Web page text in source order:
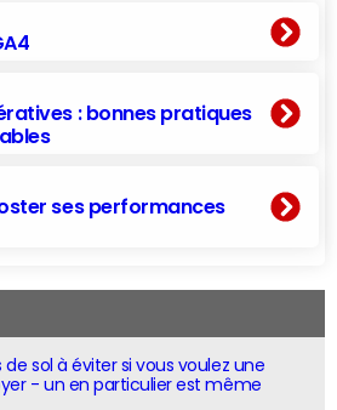
: bonnes pratiques
ses performances
sol à éviter si vous voulez une
- un en particulier est même